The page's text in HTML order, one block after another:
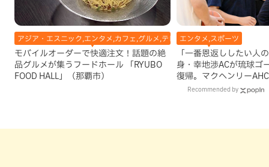
アジア・エスニック,エンタメ,カフェ,グルメ,テレビ,中華,地域,本島南部,洋食
モバイルオーダーで快適注文！話題の絶
品グルメが集うフードホール 「RYUBO
FOOD HALL」（那覇市）
エンタメ,スポーツ
「一番恩返ししたい人
身・幸地渉ACが琉球ゴ
復帰。マクヘンリー
理由Recommended by